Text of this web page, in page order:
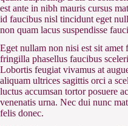
est ante in nibh mauris cursus
id faucibus nisl tincidunt eget
non quam lacus suspendisse
Eget nullam non nisi est sit amet
fringilla phasellus faucibus
Lobortis feugiat vivamus at
aliquam ultrices sagittis orci a
luctus accumsan tortor posuere
venenatis urna. Nec dui nunc
felis donec.